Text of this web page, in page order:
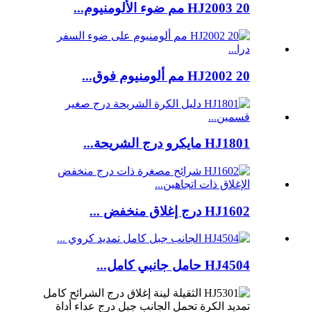
HJ2003 20 مم ضوء الألومنيوم...
HJ2002 20 مم ألومنيوم فوق...
HJ1801 مايكرو درج الشريحة...
HJ1602 درج إغلاق منخفض ...
HJ4504 حامل جانبي كامل...